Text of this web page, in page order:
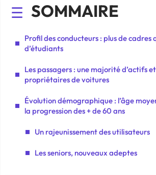
SOMMAIRE
Profil des conducteurs : plus de cadres
d’étudiants
Les passagers : une majorité d’actifs
propriétaires de voitures
Évolution démographique : l’âge
la progression des + de 60 ans
Un rajeunissement des utilisateurs
Les seniors, nouveaux adeptes